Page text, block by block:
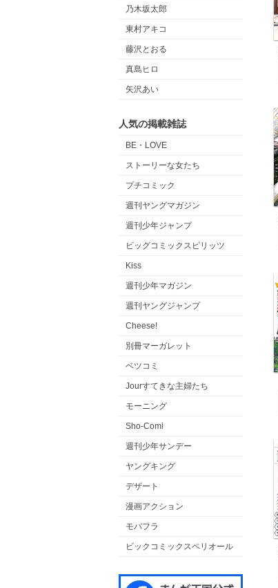
乃木坂太郎
東村アキコ
藤沢とおる
真島ヒロ
矢沢あい
人気の掲載雑誌
BE・LOVE
ストーリーな女たち
プチコミック
週刊ヤングマガジン
週刊少年ジャンプ
ビッグコミックスピリッツ
Kiss
週刊少年マガジン
週刊ヤングジャンプ
Cheese!
別冊マーガレット
ベツコミ
Jourすてきな主婦たち
モーニング
Sho-Comi
週刊少年サンデー
ヤングキング
デザート
漫画アクション
モバフラ
ビックコミックスペリオール